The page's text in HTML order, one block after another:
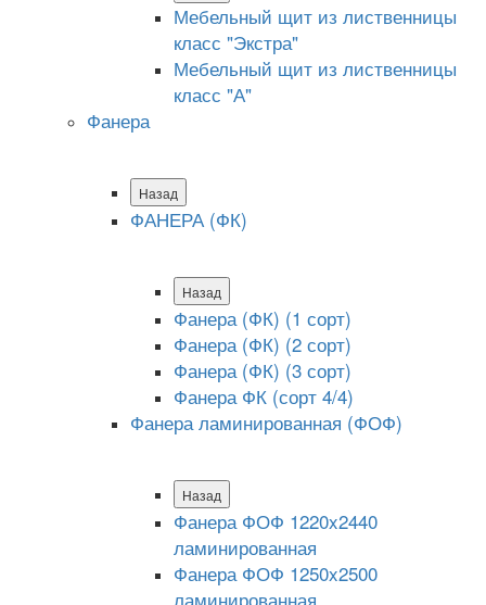
Мебельный щит из лиственницы
класс "Экстра"
Мебельный щит из лиственницы
класс "А"
Фанера
Назад
ФАНЕРА (ФК)
Назад
Фанера (ФК) (1 сорт)
Фанера (ФК) (2 сорт)
Фанера (ФК) (3 сорт)
Фанера ФК (сорт 4/4)
Фанера ламинированная (ФОФ)
Назад
Фанера ФОФ 1220x2440
ламинированная
Фанера ФОФ 1250x2500
ламинированная